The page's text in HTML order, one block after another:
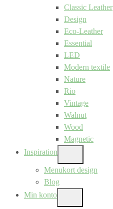
Classic Leather
Design
Eco-Leather
Essential
LED
Modern textile
Nature
Rio
Vintage
Walnut
Wood
Magnetic
Inspiration
SUB
MENU
Menukort design
Blog
Min konto